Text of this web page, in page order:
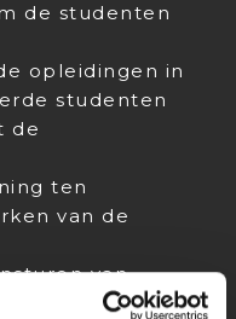
de studenten
opleidingen in
studenten
de
ten
van de
van